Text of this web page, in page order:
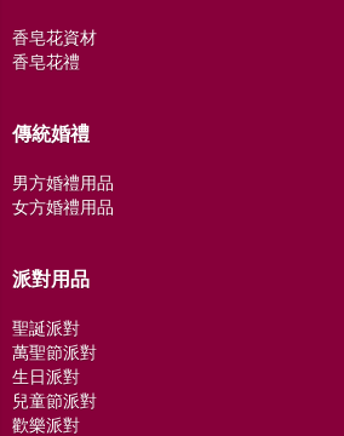
香皂花資材
香皂花禮
傳統婚禮
男方婚禮用品
女方婚禮用品
派對用品
聖誕派對
萬聖節派對
生日派對
兒童節派對
歡樂派對